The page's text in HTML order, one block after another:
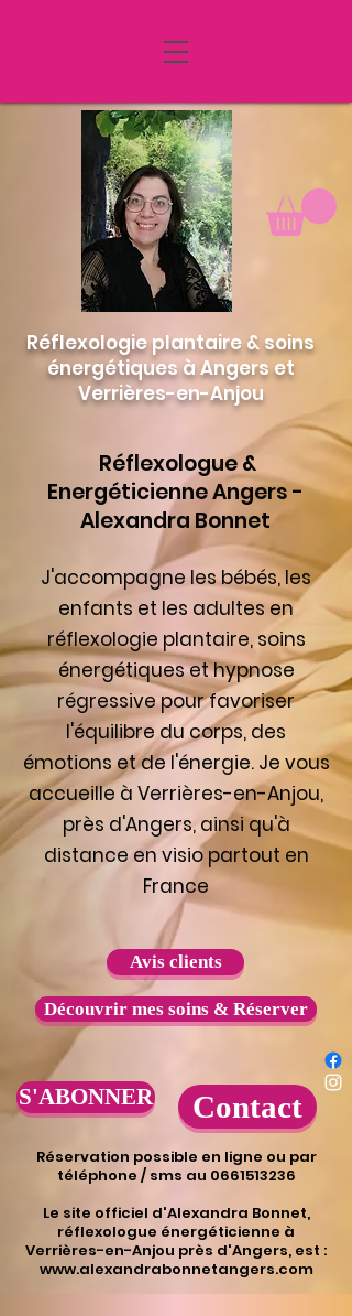
Réflexologie plantaire & soins
énergétiques à Angers et
Verrières-en-Anjou
J'accompagne les bébés, les
enfants et les adultes en
réflexologie plantaire, soins
énergétiques et hypnose
régressive pour favoriser
l'équilibre du corps, des
émotions et de l'énergie. Je vous
accueille à Verrières-en-Anjou,
près d'Angers, ainsi qu'à
distance en visio partout en
France
Réflexologue &
Energéticienne Angers -
Alexandra Bonnet
Avis clients
Découvrir mes soins & Réserver
S'ABONNER Contact
Réservation possible en ligne ou par
téléphone / sms au 0661513236
​Le site officiel d'Alexandra Bonnet,
réflexologue énergéticienne à
Verrières-en-Anjou près d'Angers, est :
www.alexandrabonnetangers.com